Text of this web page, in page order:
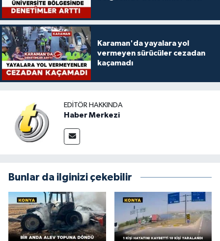
Karaman'da yayalara yol
vermeyen sürücüler cezadan
kaçamadı
EDITÖR HAKKINDA
Haber Merkezi
Bunlar da ilginizi çekebilir